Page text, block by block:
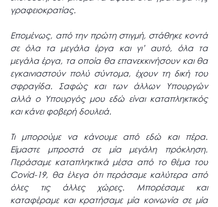
γραφειοκρατίας.
Επομένως, από την πρώτη στιγμή, στάθηκε κοντά
σε όλα τα μεγάλα έργα και γι’ αυτό, όλα τα
μεγάλα έργα, τα οποία θα επανεκκινήσουν και θα
εγκαινιαστούν πολύ σύντομα, έχουν τη δική του
σφραγίδα. Σαφώς και των άλλων Υπουργών
αλλά ο Υπουργός μου εδώ είναι καταπληκτικός
και κάνει φοβερή δουλειά.
Τι μπορούμε να κάνουμε από εδώ και πέρα.
Είμαστε μπροστά σε μία μεγάλη πρόκληση.
Περάσαμε καταπληκτικά μέσα από το θέμα του
Covid-19, θα έλεγα ότι περάσαμε καλύτερα από
όλες τις άλλες χώρες. Μπορέσαμε και
καταφέραμε και κρατήσαμε μία κοινωνία σε μία